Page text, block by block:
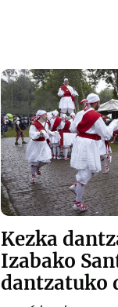
Kezka
Izabako
dantzatuko